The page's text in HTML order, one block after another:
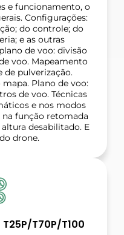
e funcionamento, o
Configurações:
do controle; do
e as outras
de voo: divisão
voo. Mapeamento
de pulverização.
Plano de voo:
de voo. Técnicas
e nos modos
na função retomada
desabilitado. E
drone.
T25P/T70P/T100